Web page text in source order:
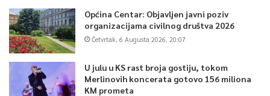
Općina Centar: Objavljen javni poziv
organizacijama civilnog društva 2026
Četvrtak, 6 Augusta 2026, 20:07
U julu u KS rast broja gostiju, tokom
Merlinovih koncerata gotovo 156 miliona
KM prometa